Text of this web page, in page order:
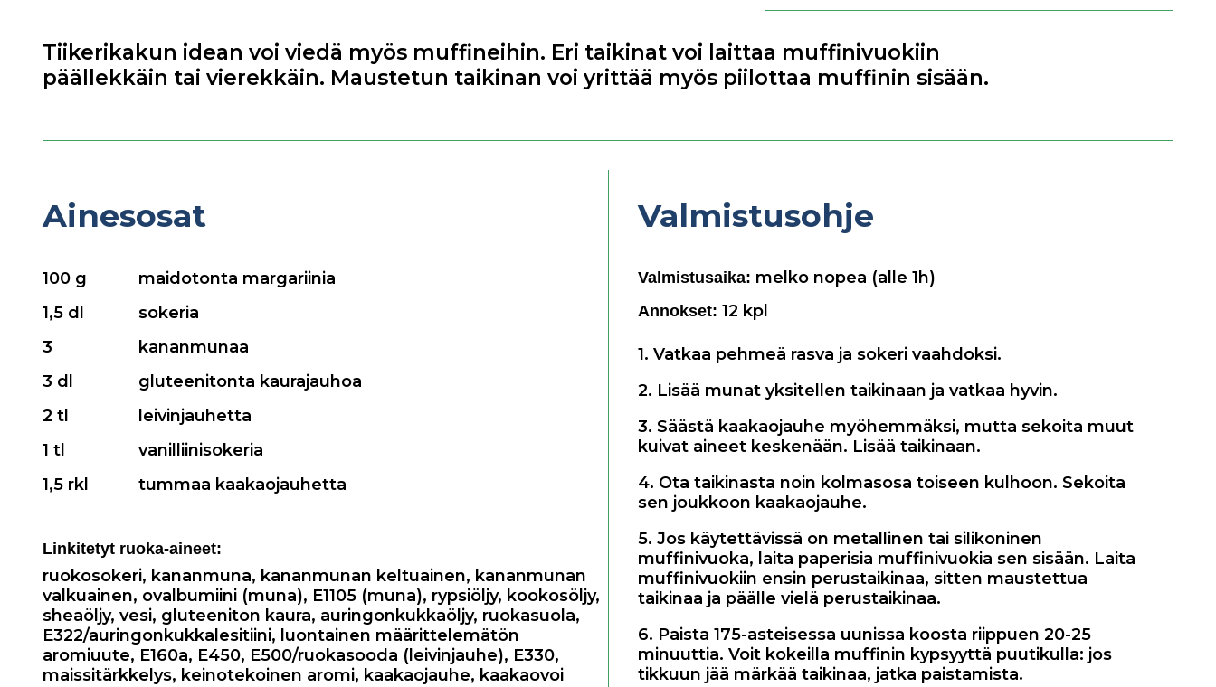
Tiikerikakun idean voi viedä myös muffineihin. Eri taikinat voi laittaa muffinivuokiin
päällekkäin tai vierekkäin. Maustetun taikinan voi yrittää myös piilottaa muffinin sisään.
Ainesosat
100 g
maidotonta margariinia
1,5 dl
sokeria
3
kananmunaa
3 dl
gluteenitonta kaurajauhoa
2 tl
leivinjauhetta
1 tl
vanilliinisokeria
1,5 rkl
tummaa kaakaojauhetta
Linkitetyt ruoka-aineet:
ruokosokeri, kananmuna, kananmunan keltuainen, kananmunan
valkuainen, ovalbumiini (muna), E1105 (muna), rypsiöljy, kookosöljy,
sheaöljy, vesi, gluteeniton kaura, auringonkukkaöljy, ruokasuola,
E322/auringonkukkalesitiini, luontainen määrittelemätön
aromiuute, E160a, E450, E500/ruokasooda (leivinjauhe), E330,
maissitärkkelys, keinotekoinen aromi, kaakaojauhe, kaakaovoi
Valmistusohje
Valmistusaika: melko nopea (alle 1h)
Annokset: 12 kpl
1. Vatkaa pehmeä rasva ja sokeri vaahdoksi.
2. Lisää munat yksitellen taikinaan ja vatkaa hyvin.
3. Säästä kaakaojauhe myöhemmäksi, mutta sekoita muut
kuivat aineet keskenään. Lisää taikinaan.
4. Ota taikinasta noin kolmasosa toiseen kulhoon. Sekoita
sen joukkoon kaakaojauhe.
5. Jos käytettävissä on metallinen tai silikoninen
muffinivuoka, laita paperisia muffinivuokia sen sisään. Laita
muffinivuokiin ensin perustaikinaa, sitten maustettua
taikinaa ja päälle vielä perustaikinaa.
6. Paista 175-asteisessa uunissa koosta riippuen 20-25
minuuttia. Voit kokeilla muffinin kypsyyttä puutikulla: jos
tikkuun jää märkää taikinaa, jatka paistamista.